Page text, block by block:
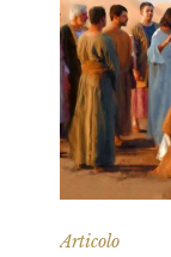
Articolo